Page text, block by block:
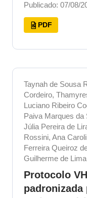
Publicado: 07/08/
PDF
Taynah de Sousa
Cordeiro,
Luciano Ribeiro
Paiva Marques da
Júlia Pereira de
Rossini, Ana
Ferreira Queiroz
Guilherme de
Protocolo
padronizada